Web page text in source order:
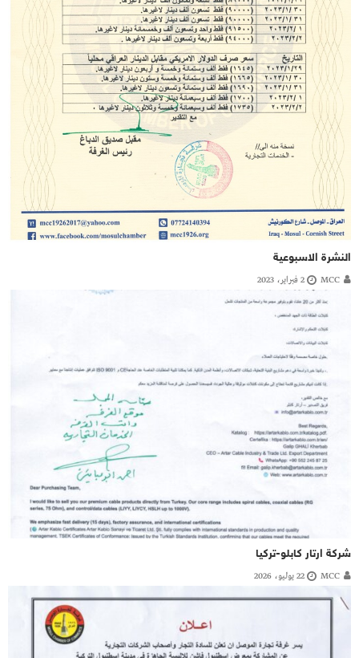
النشرة الاسبوعية
MCC 2 فبراير، 2023
شركة ارتار كابلو-تركيا
MCC 22 يوليو، 2026